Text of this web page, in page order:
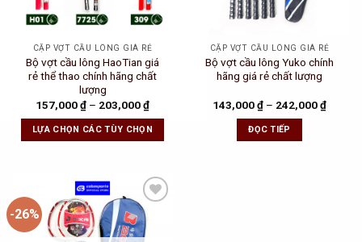
CẶP VỢT CẦU LÔNG GIÁ RẺ
Bộ vợt cầu lông HaoTian giá
rẻ thể thao chính hãng chất
lượng
157,000₫ – 203,000₫
LỰA CHỌN CÁC TÙY CHỌN
CẶP VỢT CẦU LÔNG GIÁ RẺ
Bộ vợt cầu lông Yuko chính
hãng giá rẻ chất lượng
143,000₫ – 242,000₫
ĐỌC TIẾP
-26%
Add to
Wishlist